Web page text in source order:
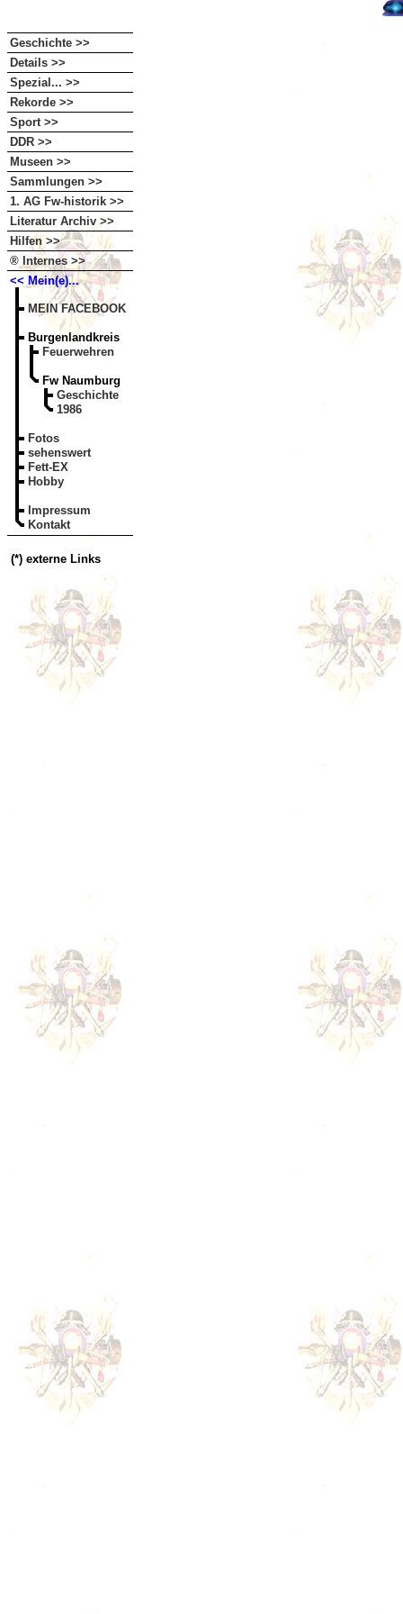
Geschichte >>
Details >>
Spezial... >>
Rekorde >>
Sport >>
DDR >>
Museen >>
Sammlungen >>
1. AG Fw-historik >>
Literatur Archiv >>
Hilfen >>
® Internes >>
<< Mein(e)...
MEIN FACEBOOK
Burgenlandkreis
Feuerwehren
Fw Naumburg
Geschichte
1986
Fotos
sehenswert
Fett-EX
Hobby
Impressum
Kontakt
(*) externe Links